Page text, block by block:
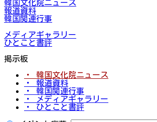
韓国文化院ニュース
報道資料
韓国関連行事
メディアギャラリー
ひとこと書評
掲示板
・ 韓国文化院ニュース
・ 報道資料
・ 韓国関連行事
・ メディアギャラリー
・ ひとこと書評